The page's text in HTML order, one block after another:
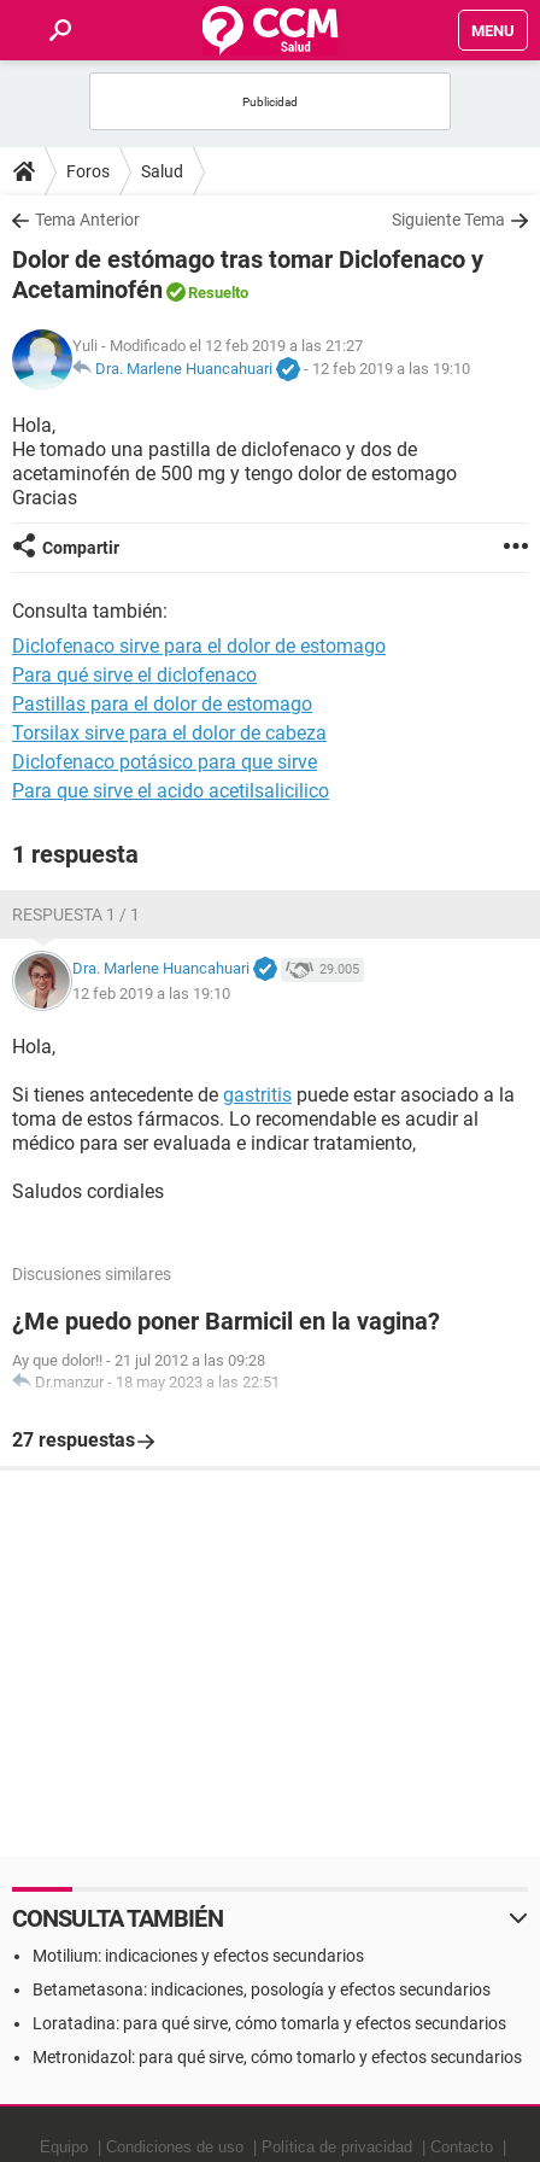
MENU
FOROS
SALUD
FAMILIA
NUTRICIÓN
SEXUALIDAD
Foros Salud
Tema Anterior Siguiente Tema
Dolor de estómago tras tomar Diclofenaco y
Acetaminofén
Resuelto
Yuli - Modificado el 12 feb 2019 a las 21:27
Dra. Marlene Huancahuari
- 12 feb 2019 a las 19:10
Hola,
He tomado una pastilla de diclofenaco y dos de
acetaminofén de 500 mg y tengo dolor de estomago
Gracias
Compartir
Consulta también:
Diclofenaco sirve para el dolor de estomago
Para qué sirve el diclofenaco
Pastillas para el dolor de estomago
Torsilax sirve para el dolor de cabeza
Diclofenaco potásico para que sirve
Para que sirve el acido acetilsalicilico
1 respuesta
RESPUESTA 1 / 1
Dra. Marlene Huancahuari 29.005
12 feb 2019 a las 19:10
Hola,
Si tienes antecedente de gastritis puede estar asociado a la
toma de estos fármacos. Lo recomendable es acudir al
médico para ser evaluada e indicar tratamiento,
Saludos cordiales
Discusiones similares
¿Me puedo poner Barmicil en la vagina?
Ay que dolor!! - 21 jul 2012 a las 09:28
Dr.manzur - 18 may 2023 a las 22:51
27 respuestas
CONSULTA TAMBIÉN
Motilium: indicaciones y efectos secundarios
Betametasona: indicaciones, posología y efectos secundarios
Loratadina: para qué sirve, cómo tomarla y efectos secundarios
Metronidazol: para qué sirve, cómo tomarlo y efectos secundarios
Equipo Condiciones de uso Política de privacidad Contacto